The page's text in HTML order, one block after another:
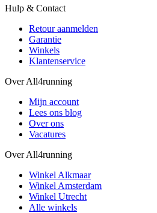
Hulp & Contact
Retour aanmelden
Garantie
Winkels
Klantenservice
Over All4running
Mijn account
Lees ons blog
Over ons
Vacatures
Over All4running
Winkel Alkmaar
Winkel Amsterdam
Winkel Utrecht
Alle winkels